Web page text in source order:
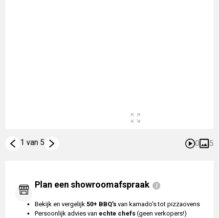
1 van 5 0 5
Plan een showroomafspraak
Bekijk en vergelijk50+ BBQ's van kamado's tot pizzaovens
Persoonlijk advies van echte chefs (geen verkopers!)